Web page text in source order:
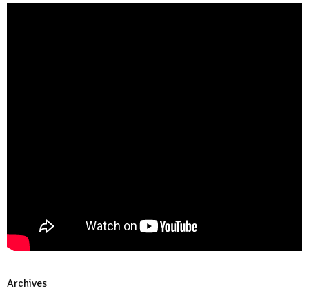
Archives